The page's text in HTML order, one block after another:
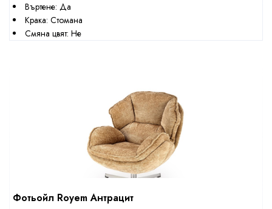
Въртене: Да
Крака: Стомана
Смяна цвят: Не
Фотьойл Royem Антрацит